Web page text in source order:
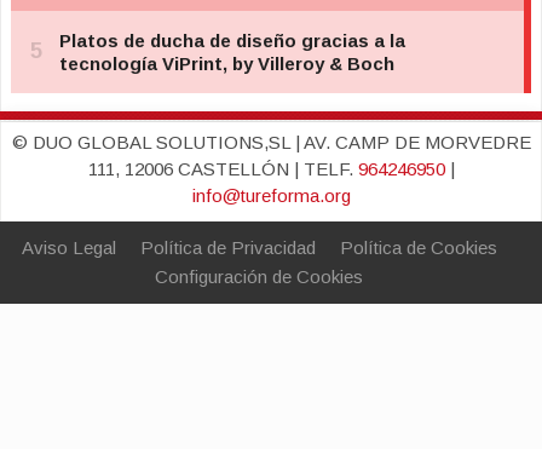
© DUO GLOBAL SOLUTIONS,SL | AV. CAMP DE MORVEDRE
111, 12006 CASTELLÓN | TELF. 964246950|
info@tureforma.org
Aviso Legal Política de Privacidad
Política de Cookies
Configuración de Cookies